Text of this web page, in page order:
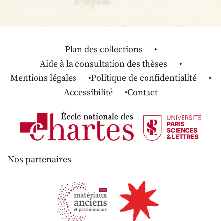
Plan des collections
Aide à la consultation des thèses
Mentions légales
Politique de confidentialité
Accessibilité
Contact
Nos partenaires